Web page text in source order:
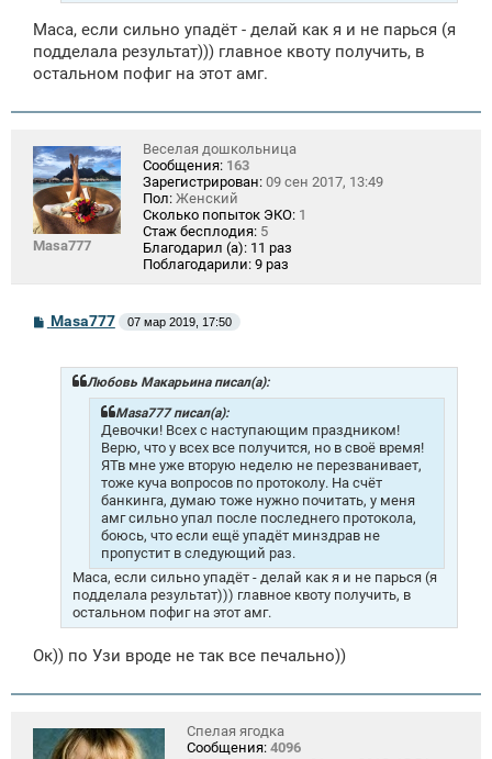
Маса, если сильно упадёт - делай как я и не парься (я
подделала результат))) главное квоту получить, в
остальном пофиг на этот амг.
Masa777
Веселая дошкольница
Сообщения: 163
Зарегистрирован: 09 сен 2017, 13:49
Пол: Женский
Сколько попыток ЭКО: 1
Стаж бесплодия: 5
Благодарил (а): 11 раз
Поблагодарили: 9 раз
СMasa777 07 мар 2019, 17:50
Любовь Макарьина писал(а):
Masa777 писал(а):
Девочки! Всех с наступающим праздником!
Верю, что у всех все получится, но в своё время!
ЯТв мне уже вторую неделю не перезванивает,
тоже куча вопросов по протоколу. На счёт
банкинга, думаю тоже нужно почитать, у меня
амг сильно упал после последнего протокола,
боюсь, что если ещё упадёт минздрав не
пропустит в следующий раз.
Маса, если сильно упадёт - делай как я и не парься (я
подделала результат))) главное квоту получить, в
остальном пофиг на этот амг.
Ок)) по Узи вроде не так все печально))
Спелая ягодка
Сообщения: 4096